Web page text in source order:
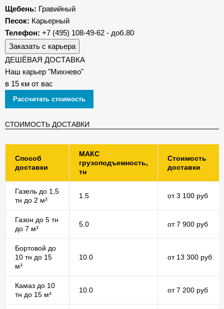
Щебень: Гравийный
Песок: Карьерный
Телефон: +7 (495) 108-49-62 - доб.80
Заказать с карьера
ДЕШЁВАЯ ДОСТАВКА
Наш карьер "Михнево"
в 15 км от вас
Рассчитать стоимость
СТОИМОСТЬ ДОСТАВКИ
Способ
доставки
МАКС
грузоподъемность,
тн
Стоимость
доставки
Газель до 1,5
тн до 2 м³
1.5 от 3 100 руб
Газон до 5 тн
до 7 м³
5.0 от 7 900 руб
Бортовой до
10 тн до 15
м³
10.0 от 13 300 руб
Камаз до 10
тн до 15 м³
10.0 от 7 200 руб